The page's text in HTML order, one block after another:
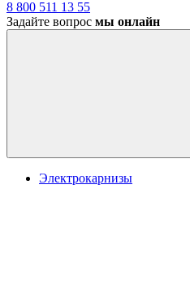
8 800 511 13 55
Задайте вопрос мы онлайн
Электрокарнизы